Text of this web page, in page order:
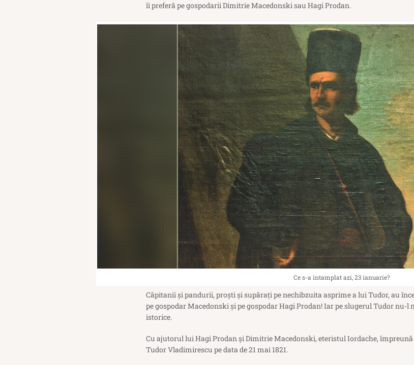
îi preferă pe gospodarii Dimitrie Macedonski sau Hagi Prodan.
Ce s-a intamplat azi, 23 ianuarie?
Căpitanii şi pandurii, proşti şi supăraţi pe nechibzuita asprime a lui Tudor, au
pe gospodar Macedonski şi pe gospodar Hagi Prodan! Iar pe slugerul Tudor nu-l
istorice.
Cu ajutorul lui Hagi Prodan şi Dimitrie Macedonski, eteristul Iordache, împreună
Tudor Vladimirescu pe data de 21 mai 1821.